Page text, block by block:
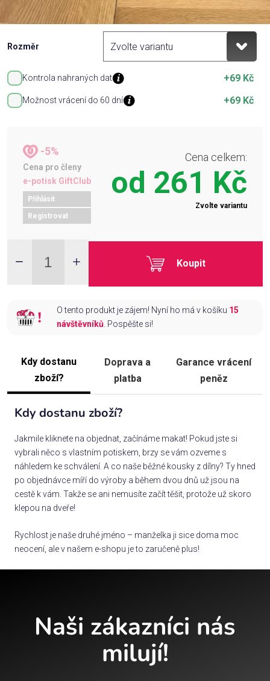
Rozměr
Kontrola nahraných dat +69 Kč
Možnost vrácení do 60 dní +69 Kč
-5%
Cena pro členy
e-potisk GiftClub
Přihlásit
Registrovat
Cena celkem:
od 261 Kč
Zvolte variantu
Koupit
O tento produkt je zájem! Nyní ho má v košíku 15
návštěvníků. Pospěšte si!
Kdy dostanu
zboží?
Doprava a
platba
Garance vrácení
peněz
Kdy dostanu zboží?
Jakmile kliknete na objednat, začínáme makat! Pokud jste si
vybrali něco s vlastním potiskem, brzy se vám ozveme s
náhledem ke schválení. A co naše běžné kousky z dílny? Ty hned
po objednávce míří do výroby a během dvou dnů už jsou na
cestě k vám. Takže se ani nemusíte začít těšit, protože už skoro
klepou na dveře!
Rychlost je naše druhé jméno – manželka ji sice doma moc
neocení, ale v našem e-shopu je to zaručeně plus!
Naši zákazníci nás
milují!